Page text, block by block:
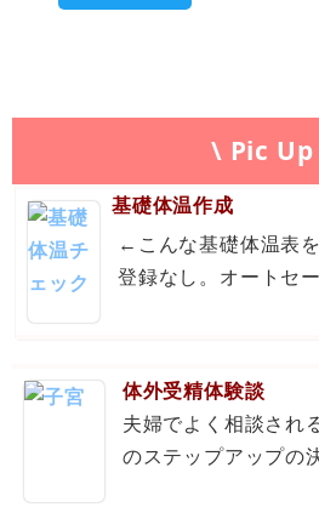
\ Pic
基礎体温作成
←こんな基礎体温表
登録なし。オートセ
体外受精体験談
夫婦でよく相談され
のステップアップの